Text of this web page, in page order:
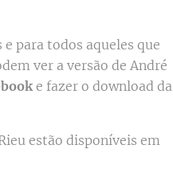
para todos aqueles que
ver a versão de André
e fazer o download da
estão disponíveis em